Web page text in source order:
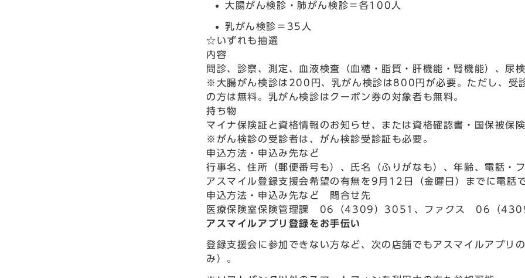
大腸がん検診・肺がん検診＝各100人
乳がん検診＝35人
☆いずれも抽選
内容
問診、診察、測定、血液検査（血糖・脂質・肝機能・腎機能）、尿
※大腸がん検診は200円、乳がん検診は800円が必要。ただし、受
の方は無料。乳がん検診はクーポン券の対象者も無料。
持ち物
マイナ保険証と資格情報のお知らせ、または資格確認書・国保被保
※がん検診の受診者は、がん検診受診証も必要。
申込方法・申込み先など
行事名、住所（郵便番号も）、氏名（ふりがなも）、年齢、電話・
アスマイル登録支援会希望の有無を9月12日（金曜日）までに電話
申込方法・申込み先など 問合せ先
医療保険室保険管理課 06（4309）3051、ファクス 06（
アスマイルアプリ登録をお手伝い
登録支援会に参加できない方など、次の店舗でもアスマイルアプリ
み）。